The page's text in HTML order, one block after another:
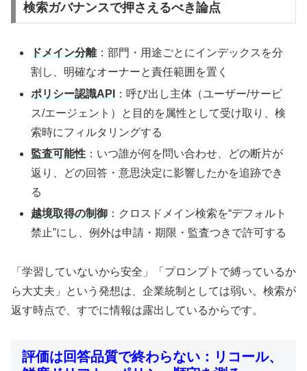
検索ガバナンスで押さえるべき論点
ドメイン分離：部門・用途ごとにインデックスを分
割し、明確なオーナーと責任範囲を置く
ポリシー認識API
：呼び出し主体（ユーザー/サービ
ス/エージェント）と目的を属性として受け取り、検
索時にフィルタリングする
監査可能性 ：いつ誰が何を問い合わせ、どの断片が
返り、どの回答・意思決定に影響したかを追跡でき
る
越境取得の制御 ：クロスドメイン検索を“デフォルト
禁止”にし、例外は申請・期限・監査つきで許可する
「学習していないから安全」「プロンプトで縛っているか
ら大丈夫」という発想は、企業統制としては弱い。検索が
返す時点で、すでに情報は露出しているからです。
評価は回答品質で終わらない：リコール、